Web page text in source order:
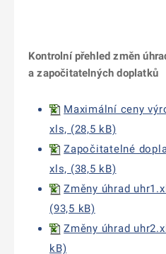
Kontrolní přehled změn
a započitatelných doplatků
Maximální ceny
xls, (28,5 kB)
Započitatelné
xls, (38,5 kB)
Změny úhrad
(93,5 kB)
Změny úhrad
kB)